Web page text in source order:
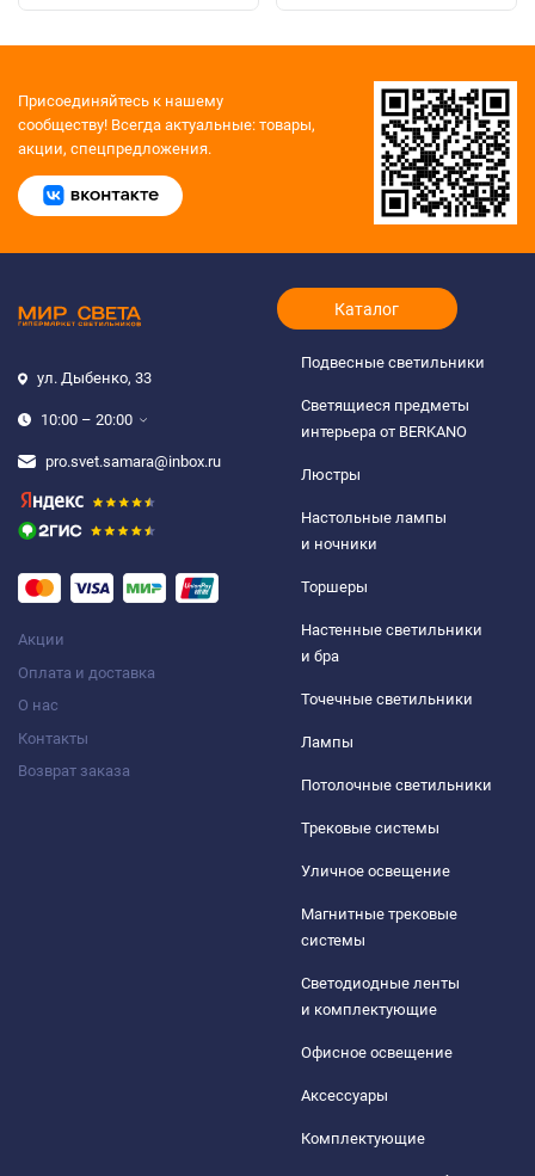
Присоединяйтесь к нашему
сообществу! Всегда актуальные: товары,
акции, спецпредложения.
ул. Дыбенко, 33
10:00 – 20:00
pro.svet.samara@inbox.ru
Акции
Оплата и доставка
О нас
Контакты
Возврат заказа
Каталог
Подвесные светильники
Светящиеся предметы
интерьера от BERKANO
Люстры
Настольные лампы
и ночники
Торшеры
Настенные светильники
и бра
Точечные светильники
Лампы
Потолочные светильники
Трековые системы
Уличное освещение
Магнитные трековые
системы
Светодиодные ленты
и комплектующие
Офисное освещение
Аксессуары
Комплектующие